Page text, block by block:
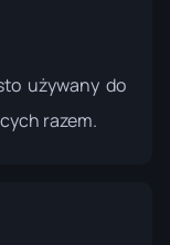
używany do
razem.